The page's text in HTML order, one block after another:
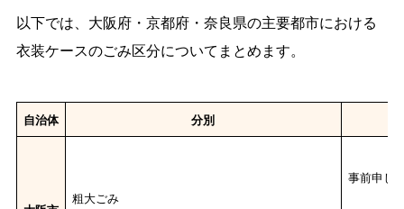
以下では、大阪府・京都府・奈良県の主要都市における
衣装ケースのごみ区分についてまとめます。
自治体 分別
粗大ごみ
事前申し